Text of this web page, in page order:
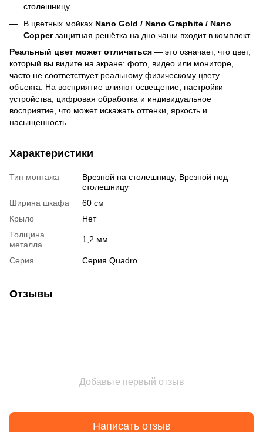
столешницу.
В цветных мойках Nano Gold / Nano Graphite / Nano
Copperзащитная решётка на дно чаши входит в комплект.
Реальный цвет может отличаться — это означает, что цвет,
который вы видите на экране: фото, видео или мониторе,
часто не соответствует реальному физическому цвету
объекта. На восприятие влияют освещение, настройки
устройства, цифровая обработка и индивидуальное
восприятие, что может искажать оттенки, яркость и
насыщенность.
Характеристики
Тип монтажа
Врезной на столешницу, Врезной под
столешницу
Ширина шкафа
60 см
Крыло
Нет
Толщина
металла
1,2 мм
Серия Серия Quadro
Отзывы
Добавьте первый отзыв
Написать отзыв